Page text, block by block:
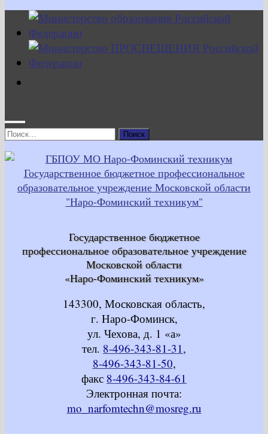
Найти:
Государственное бюджетное
профессиональное образовательное учреждение
Московской области
«Наро-Фоминский техникум»
143300, Московская область,
г. Наро-Фоминск,
ул. Чехова, д. 1 «а»
тел. 8-496-343-81-31,
8-496-343-81-50,
факс 8-496-343-84-61
Электронная почта:
mo_narfomtechn@mosreg.ru